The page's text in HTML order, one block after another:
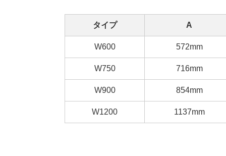
タイプ A
W600 572mm
W750 716mm
W900 854mm
W1200 1137mm